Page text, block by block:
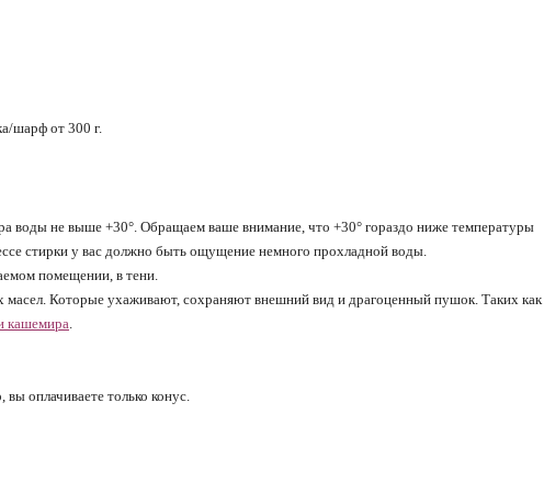
шарф от 300 г.
воды не выше +30°. Обращаем ваше внимание, что +30° гораздо ниже температуры
стирки у вас должно быть ощущение немного прохладной воды.
помещении, в тени.
Которые ухаживают, сохраняют внешний вид и драгоценный пушок. Таких как
кашемира
оплачиваете только конус.